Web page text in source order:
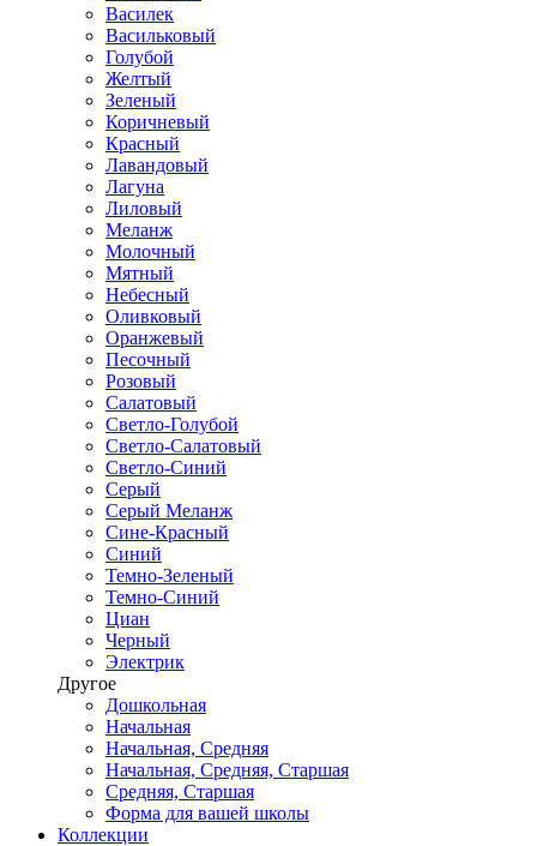
Василек
Васильковый
Голубой
Желтый
Зеленый
Коричневый
Красный
Лавандовый
Лагуна
Лиловый
Меланж
Молочный
Мятный
Небесный
Оливковый
Оранжевый
Песочный
Розовый
Салатовый
Светло-Голубой
Светло-Салатовый
Светло-Синий
Серый
Серый Меланж
Сине-Красный
Синий
Темно-Зеленый
Темно-Синий
Циан
Черный
Электрик
Другое
Дошкольная
Начальная
Начальная, Средняя
Начальная, Средняя, Старшая
Средняя, Старшая
Форма для вашей школы
Коллекции